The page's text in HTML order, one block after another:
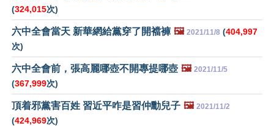
(324,015次)
六中全會當天 新華網給黨穿了開襠褲 🖼️ 2021/11/8 (404,997
次)
六中全會前，張高麗哪壺不開專提哪壺 🖼️ 2021/11/5
(367,999次)
頂着邪黨害百姓 習近平咋是習仲勳兒子 🖼️ 2021/11/2
(424,969次)